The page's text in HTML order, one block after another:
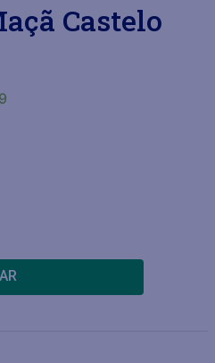
Castelo